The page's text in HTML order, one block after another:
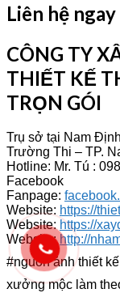
Liên hệ
CÔNG TY
THIẾT KẾ
TRỌN GÓI
Trụ sở tại Nam
Trường Thi – TP.
Hotline: Mr. Tú :
Facebook
Fanpage:
Website: https://
Website: https://
Website:http://
#nguồn ảnh thiết
xưởng mộc làm